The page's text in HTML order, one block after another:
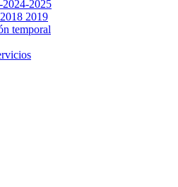
2025
2019
temporal